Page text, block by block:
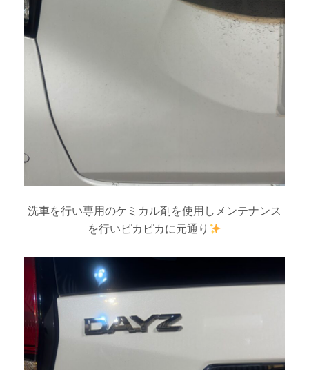
洗車を行い専用のケミカル剤を使用しメンテナンス
を行いピカピカに元通り